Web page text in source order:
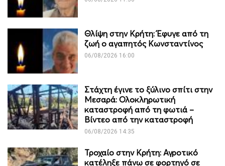
Θλίψη στην Κρήτη: Έφυγε από τη
ζωή ο αγαπητός Κωνσταντίνος
06/08/2026 16:00
Στάχτη έγινε το ξύλινο σπίτι στην
Μεσαρά: Ολοκληρωτική
καταστροφή από τη φωτιά –
Βίντεο από την καταστροφή
06/08/2026 14:35
Τροχαίο στην Κρήτη: Αγροτικό
κατέληξε πάνω σε φορτηγό σε